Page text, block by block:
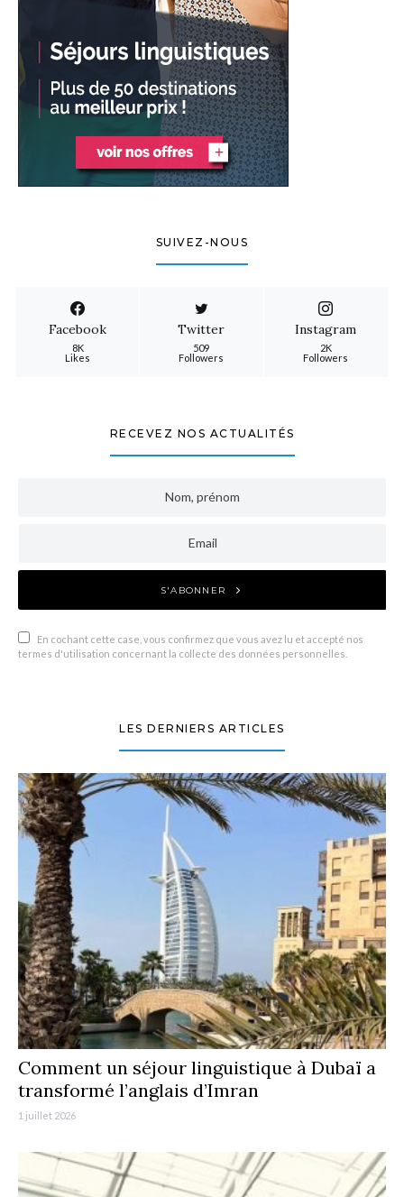
SUIVEZ-NOUS
Facebook
8K
Likes
Twitter
509
Followers
Instagram
2K
Followers
RECEVEZ NOS ACTUALITÉS
S'ABONNER
En cochant cette case, vous confirmez que vous avez lu et accepté nos
termes d'utilisation concernant la collecte des données personnelles.
LES DERNIERS ARTICLES
Comment un séjour linguistique à Dubaï a
transformé l’anglais d’Imran
1 juillet 2026